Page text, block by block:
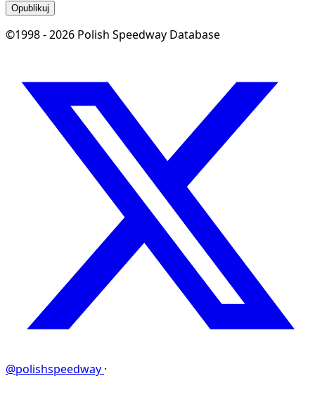
Opublikuj
©1998 - 2026 Polish Speedway Database
@polishspeedway ·